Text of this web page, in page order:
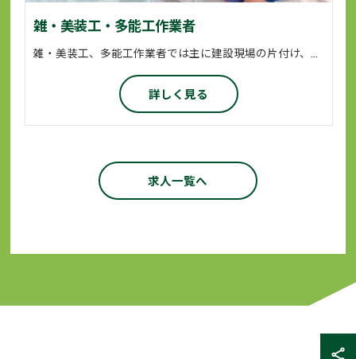
雑・美装工・多能工作業者
雑・美装工、多能工作業者では主に建設現場の片付け、清掃などの環境整備や窓枠の養生、クリーニングなどを担当していただきます。 また、各資格を用いて、あらゆる場面でオールマイティーな活躍をします。 業務に必要な資格につきましては会社が全面的にサポートいたします。
詳しく見る
求人一覧へ